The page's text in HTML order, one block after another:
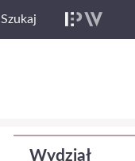
Szukaj
Wydział